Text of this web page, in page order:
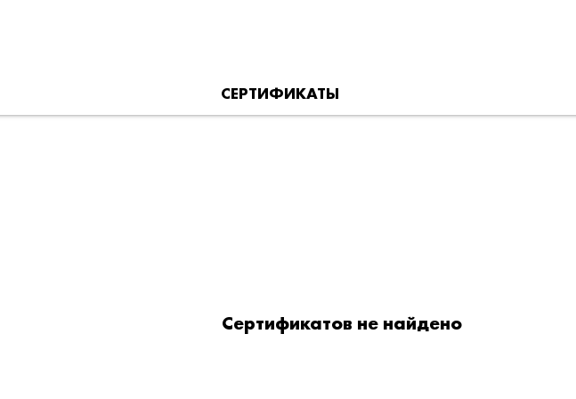
СЕРТИФИКАТЫ
Сертификатов не найдено